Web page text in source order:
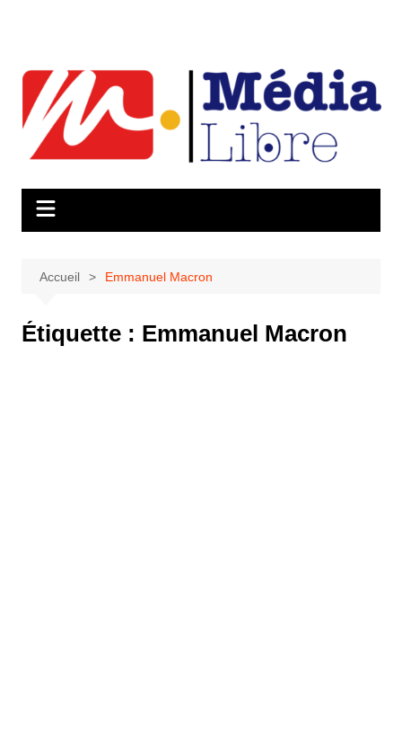
contenu
Accueil Emmanuel Macron
Étiquette : Emmanuel Macron